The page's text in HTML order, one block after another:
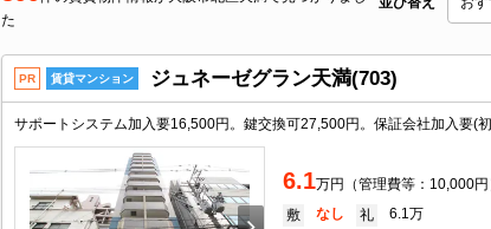
た
PR 賃貸マンション ジュネーゼグラン天満(703)
6.1万円（管理費等：10,000円
敷 なし 礼 6.1万